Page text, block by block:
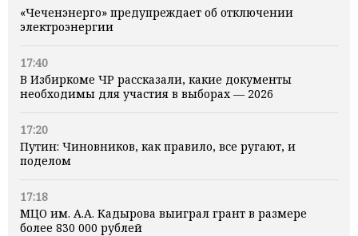
«Чеченэнерго» предупреждает об отключении
электроэнергии
17:40
В Избиркоме ЧР рассказали, какие документы
необходимы для участия в выборах — 2026
17:20
Путин: Чиновников, как правило, все ругают, и
поделом
17:18
МЦО им. А.А. Кадырова выиграл грант в размере
более 830 000 рублей